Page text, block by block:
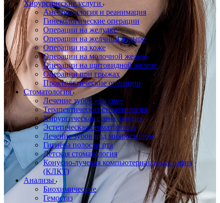
Хирургические услуги
Анестезиология и реанимация
Гинекологические операции
Операции на желудке
Операции на желчном пузыре
Операции на коже
Операции на молочной железе
Операции на щитовидной железе
Операции при грыжах
Проктологические операции
Стоматология
Лечение зубов «во сне»
Терапевтическая стоматология
Хирургическая стоматология
Эстетическая стоматология
Лечение зубов под микроскопом
Гигиена полости рта
Детская стоматология
Конусно-лучевая компьютерная томография
(КЛКТ)
Анализы
Биохимические
Гемостаз